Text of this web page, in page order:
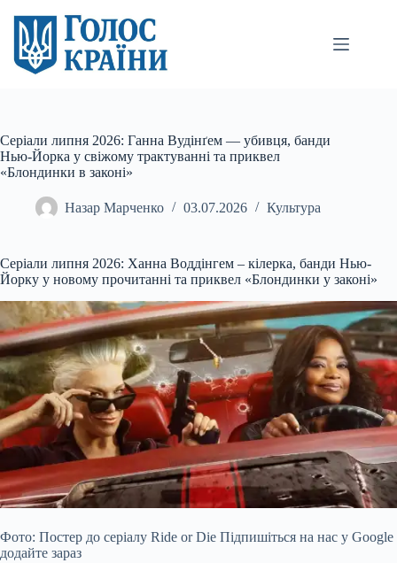
вмісту
Серіали липня 2026: Ганна Вудінґем — убивця, банди
Нью-Йорка у свіжому трактуванні та приквел
«Блондинки в законі»
Назар Марченко 03.07.2026 Культура
Серіали липня 2026: Ханна Воддінгем – кілерка, банди Нью-
Йорку у новому прочитанні та приквел «Блондинки у законі»
Фото: Постер до серіалу Ride or Die Підпишіться на нас у Google
додайте зараз